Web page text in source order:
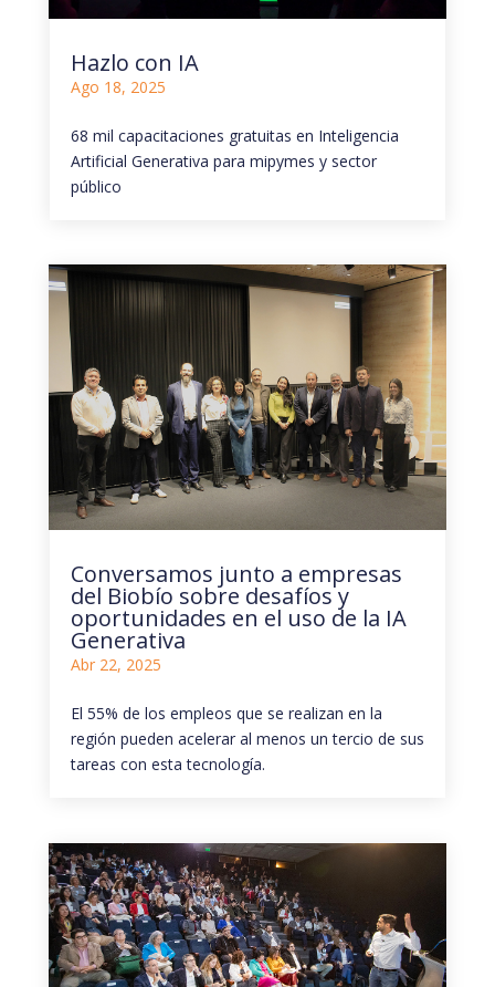
Hazlo con IA
Ago 18, 2025
68 mil capacitaciones gratuitas en Inteligencia
Artificial Generativa para mipymes y sector
público
Conversamos junto a empresas
del Biobío sobre desafíos y
oportunidades en el uso de la IA
Generativa
Abr 22, 2025
El 55% de los empleos que se realizan en la
región pueden acelerar al menos un tercio de sus
tareas con esta tecnología.